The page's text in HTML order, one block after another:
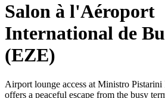
Salon à l'Aéroport
International de
(EZE)
Airport lounge access at Ministro
offers a peaceful escape from the busy